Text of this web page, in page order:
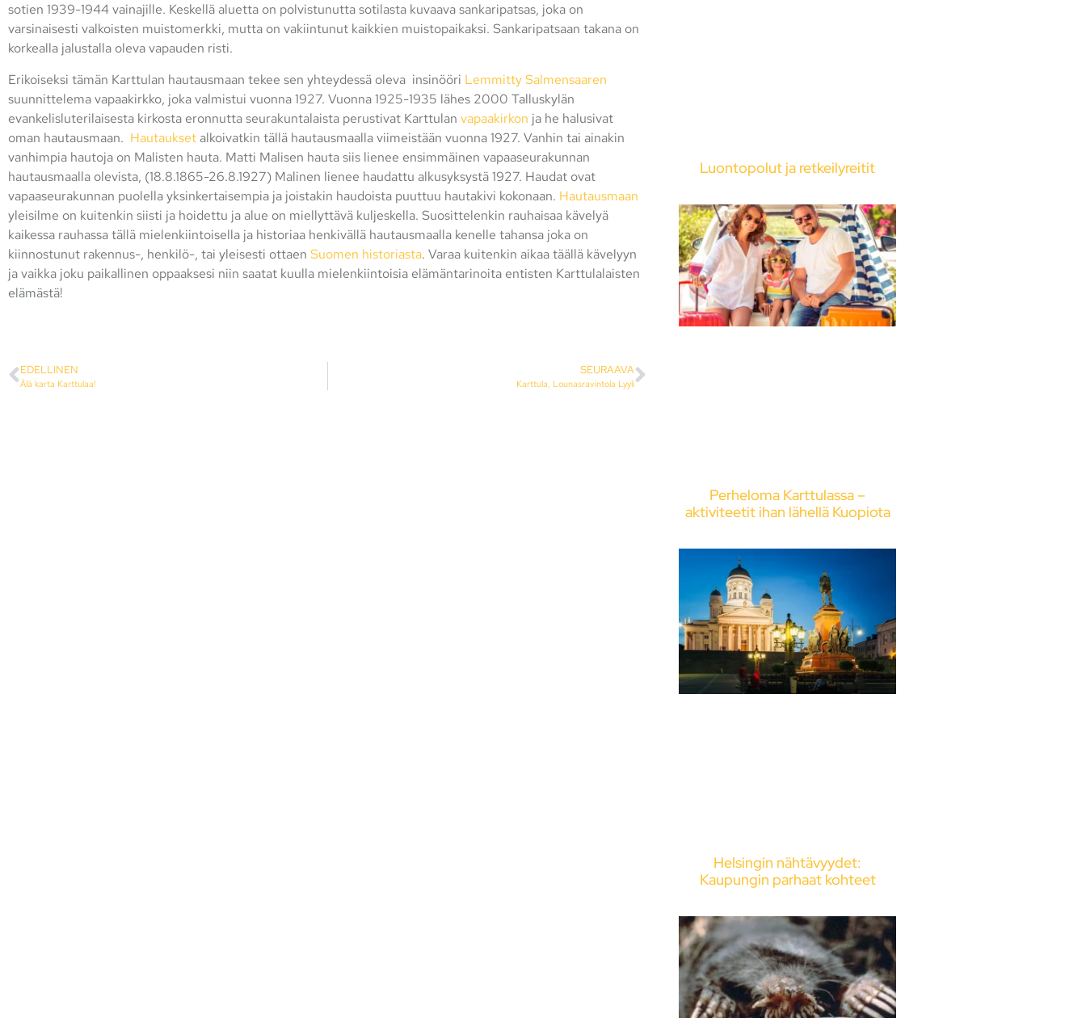
sotien 1939-1944 vainajille. Keskellä aluetta on polvistunutta sotilasta kuvaava sankaripatsas, joka on
varsinaisesti valkoisten muistomerkki, mutta on vakiintunut kaikkien muistopaikaksi. Sankaripatsaan takana on
korkealla jalustalla oleva vapauden risti.
Erikoiseksi tämän Karttulan hautausmaan tekee sen yhteydessä oleva insinööri Lemmitty Salmensaaren
suunnittelema vapaakirkko, joka valmistui vuonna 1927. Vuonna 1925-1935 lähes 2000 Talluskylän
evankelisluterilaisesta kirkosta eronnutta seurakuntalaista perustivat Karttulan vapaakirkon ja he halusivat
oman hautausmaan. Hautauksetalkoivatkin tällä hautausmaalla viimeistään vuonna 1927. Vanhin tai ainakin
vanhimpia hautoja on Malisten hauta. Matti Malisen hauta siis lienee ensimmäinen vapaaseurakunnan
hautausmaalla olevista, (18.8.1865-26.8.1927) Malinen lienee haudattu alkusyksystä 1927. Haudat ovat
vapaaseurakunnan puolella yksinkertaisempia ja joistakin haudoista puuttuu hautakivi kokonaan. Hautausmaan
yleisilme on kuitenkin siisti ja hoidettu ja alue on miellyttävä kuljeskella. Suosittelenkin rauhaisaa kävelyä
kaikessa rauhassa tällä mielenkiintoisella ja historiaa henkivällä hautausmaalla kenelle tahansa joka on
kiinnostunut rakennus-, henkilö-, tai yleisesti ottaen Suomen historiasta. Varaa kuitenkin aikaa täällä kävelyyn
ja vaikka joku paikallinen oppaaksesi niin saatat kuulla mielenkiintoisia elämäntarinoita entisten Karttulalaisten
elämästä!
EDELLINEN
Älä karta Karttulaa!
SEURAAVA
Karttula, Lounasravintola Lyyli
Luontopolut ja retkeilyreitit
Perheloma Karttulassa –
aktiviteetit ihan lähellä Kuopiota
Helsingin nähtävyydet:
Kaupungin parhaat kohteet